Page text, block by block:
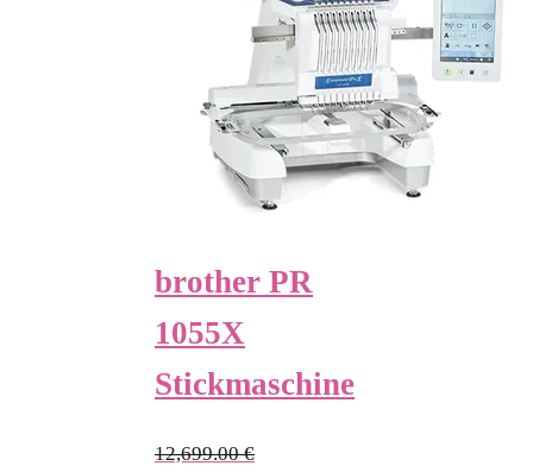
brother PR
1055X
Stickmaschine
12,699.00€